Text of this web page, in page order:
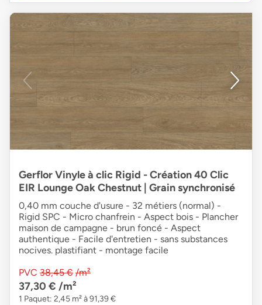
Gerflor Vinyle à clic Rigid - Création 40 Clic
EIR Lounge Oak Chestnut | Grain synchronisé
0,40 mm couche d'usure - 32 métiers (normal) -
Rigid SPC - Micro chanfrein - Aspect bois - Plancher
maison de campagne - brun foncé - Aspect
authentique - Facile d'entretien - sans substances
nocives. plastifiant - montage facile
PVC 38,45 € /m²
37,30 € /m²
1 Paquet: 2,45 m² à 91,39 €